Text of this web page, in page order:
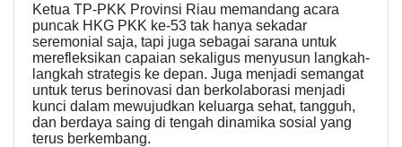
Ketua TP-PKK Provinsi Riau memandang acara
puncak HKG PKK ke-53 tak hanya sekadar
seremonial saja, tapi juga sebagai sarana untuk
merefleksikan capaian sekaligus menyusun langkah-
langkah strategis ke depan. Juga menjadi semangat
untuk terus berinovasi dan berkolaborasi menjadi
kunci dalam mewujudkan keluarga sehat, tangguh,
dan berdaya saing di tengah dinamika sosial yang
terus berkembang.